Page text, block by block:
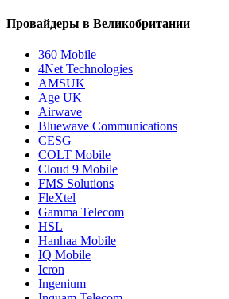
Провайдеры в Великобритании
360 Mobile
4Net Technologies
AMSUK
Age UK
Airwave
Bluewave Communications
CESG
COLT Mobile
Cloud 9 Mobile
FMS Solutions
FleXtel
Gamma Telecom
HSL
Hanhaa Mobile
IQ Mobile
Icron
Ingenium